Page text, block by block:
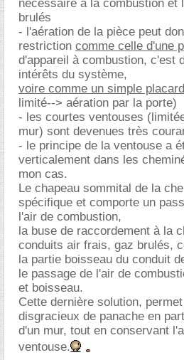
nécessaire à la combustion et
brulés
- l'aération de la pièce peut
restriction comme celle d'une
d'appareil à combustion, c'est
intérêts du système,
voire comme un simple placard
limité--> aération par la porte)
- les courtes ventouses
mur) sont devenues très
- le principe de la ventouse a
verticalement dans les
mon cas.
Le chapeau sommital de la
spécifique et comporte un
l'air de combustion,
la buse de raccordement à la
conduits air frais, gaz brulés,
la partie boisseau du conduit
le passage de l'air de
et boisseau.
Cette dernière solution,
disgracieux de panache en
d'un mur, tout en conservant
ventouse.